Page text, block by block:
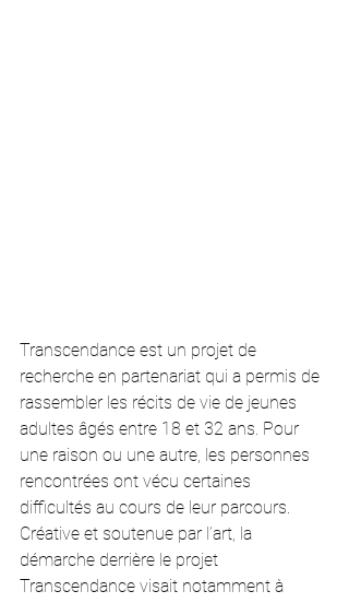
Transcendance est un projet de
recherche en partenariat qui a permis de
rassembler les récits de vie de jeunes
adultes âgés entre 18 et 32 ans. Pour
une raison ou une autre, les personnes
rencontrées ont vécu certaines
difficultés au cours de leur parcours.
Créative et soutenue par l’art, la
démarche derrière le projet
Transcendance visait notamment à